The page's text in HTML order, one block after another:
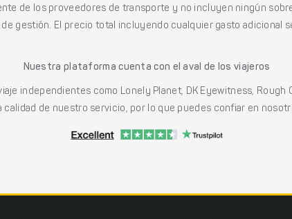
de los proveedores de transporte y no incluyen ningún
gestión. El precio total incluyendo cualquier gasto adicional
Nuestra plataforma cuenta con el aval de los viajeros
independientes como Lonely Planet, DK Eyewitness, Rough
de nuestro servicio, por lo que puedes confiar en